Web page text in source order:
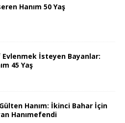
Hanım 50 Yaş
İsteyen Bayanlar:
45 Yaş
Hanım: İkinci Bahar İçin
Hanımefendi